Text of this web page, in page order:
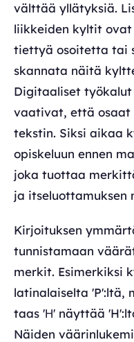
välttää yllätyksiä.
liikkeiden kyltit
tiettyä osoitetta tai
skannata näitä
Digitaaliset
vaativat, että
tekstin. Siksi aikaa
opiskeluun ennen
joka tuottaa
ja itseluottamuksen
Kirjoituksen
tunnistamaan
merkit. Esimerkiksi
latinalaiselta 'P':ltä,
taas 'Н' näyttää
Näiden